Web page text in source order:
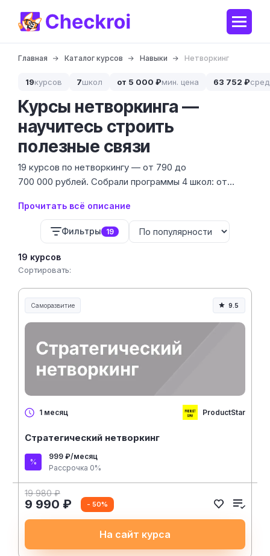
Главная Каталог курсов Навыки Нетворкинг
19курсов 7школ от 5 000 ₽мин. цена 63 752 ₽
Курсы нетворкинга —
научитесь строить
полезные связи
19 курсов по нетворкингу — от 790 до
700 000 рублей. Собрали программы 4 школ: от
практикой на реальных мероприятиях.
Прочитать всё описание
Фильтры 19
19 курсов
Сортировать:
Саморазвитие 9.5
1 месяц ProductStar
Стратегический нетворкинг
999 ₽/месяц
Рассрочка 0%
19 980 ₽
9 990 ₽ - 50%
На сайт курса